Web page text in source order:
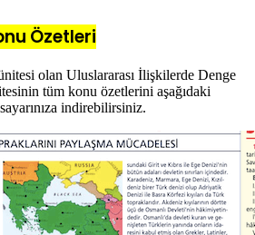
Özetleri
olan Uluslararası İlişkilerde Denge
tüm konu özetlerini aşağıdaki
indirebilirsiniz.